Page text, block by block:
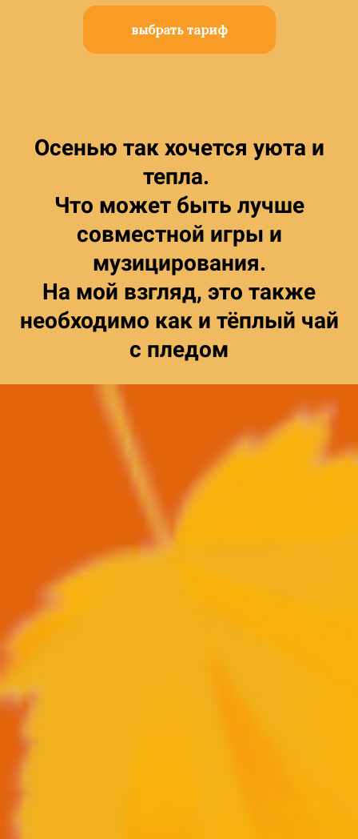
выбрать тариф
Осенью так хочется уюта и
тепла.
Что может быть лучше
совместной игры и
музицирования.
На мой взгляд, это также
необходимо как и тёплый чай
с пледом